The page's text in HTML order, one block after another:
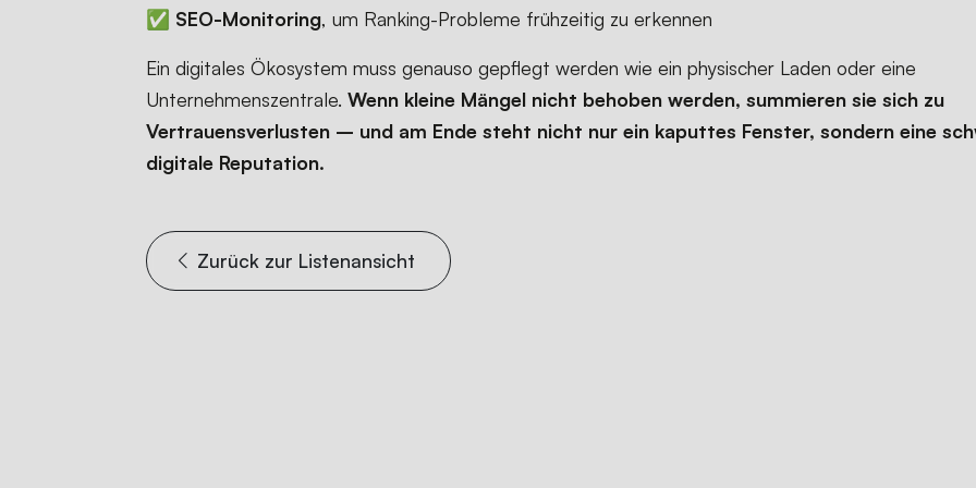
✅ SEO-Monitoring, um Ranking-Probleme frühzeitig zu erkennen
Ein digitales Ökosystem muss genauso gepflegt werden wie ein physischer Laden oder eine
Unternehmenszentrale. Wenn kleine Mängel nicht behoben werden, summieren sie sich zu
Vertrauensverlusten – und am Ende steht nicht nur ein kaputtes Fenster, sondern eine
digitale Reputation.
Zurück zur Listenansicht
Zurück zur Listenansicht